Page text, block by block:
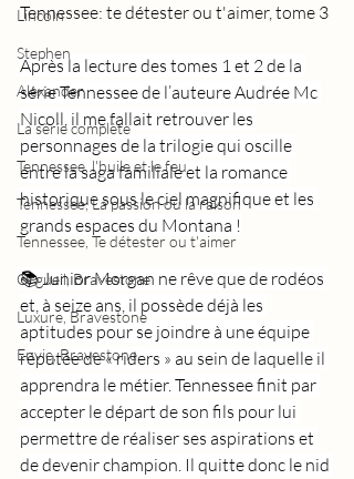
Lincoln
Stephen
Alexander
La série complète
Tennessee, l'huile et le feu
Tennessee, La passion ou la raison
Tennessee, Te détester ou t'aimer
Orgueil, Bravestone
Luxure, Bravestone
Envie, Bravestone
Tennessee: te détester ou t'aimer, tome 3
Après la lecture des tomes 1 et 2 de la
série Tennessee de l’auteure Audrée Mc
Nicoll, il me fallait retrouver les
personnages de la trilogie qui oscille
entre la saga familiale et la romance
historique sous le ciel magnifique et les
grands espaces du Montana !
📚 Junior Morgan ne rêve que de rodéos
et, à seize ans, il possède déjà les
aptitudes pour se joindre à une équipe
réputée de « riders » au sein de laquelle il
apprendra le métier. Tennessee finit par
accepter le départ de son fils pour lui
permettre de réaliser ses aspirations et
de devenir champion. Il quitte donc le nid